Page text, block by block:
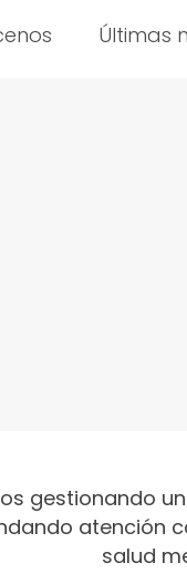
Últimas
gestionando
atención
salud